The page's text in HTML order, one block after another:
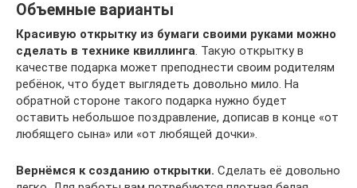
Объемные варианты
Красивую открытку из бумаги своими руками можно
сделать в технике квиллинга. Такую открытку в
качестве подарка может преподнести своим родителям
ребёнок, что будет выглядеть довольно мило. На
обратной стороне такого подарка нужно будет
оставить небольшое поздравление, дописав в конце «от
любящего сына» или «от любящей дочки».
Вернёмся к созданию открытки. Сделать её довольно